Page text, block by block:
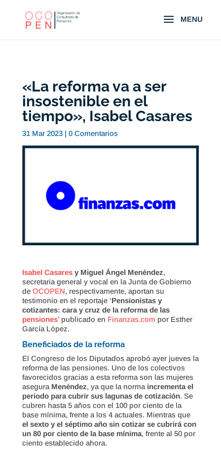
«La reforma va a ser
insostenible en el
tiempo», Isabel Casares
31 Mar 2023| 0 Comentarios
Isabel Casaresy Miguel Ángel Menéndez,
secretaria general y vocal en la Junta de Gobierno
de OCOPEN, respectivamente, aportan su
testimonio en el reportaje ‘Pensionistas y
cotizantes: cara y cruz de la reforma de las
pensiones’ publicado en Finanzas.com por Esther
García López.
Beneficiados de la reforma
El Congreso de los Diputados aprobó ayer jueves la
reforma de las pensiones. Uno de los colectivos
favorecidos gracias a esta reforma son las mujeres
asegura Menéndez, ya que la norma incrementa el
periodo para cubrir sus lagunas de cotización. Se
cubren hasta 5 años con el 100 por ciento de la
base mínima, frente a los 4 actuales. Mientras que
el sexto y el séptimo año sin cotizar se cubrirá con
un 80 por ciento de la base mínima, frente al 50 por
ciento establecido ahora.